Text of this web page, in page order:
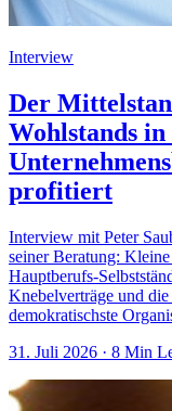
Interview
Der
Wohlstands
profitiert
Interview mit Peter
seiner Beratung:
Hauptberufs-
Knebelverträge und
demokratischste
31. Juli 2026 · 8 Min